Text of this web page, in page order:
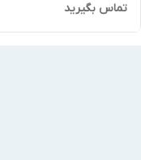
تماس بگیرید